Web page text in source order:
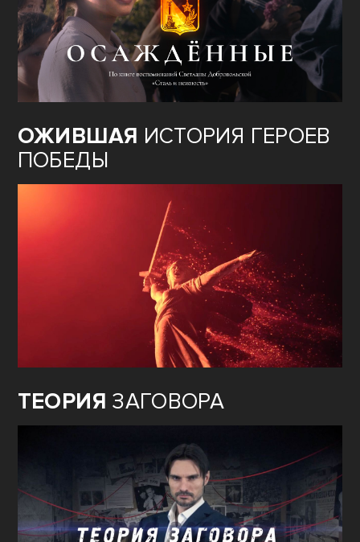
ОЖИВШАЯ ИСТОРИЯ ГЕРОЕВ
ПОБЕДЫ
ТЕОРИЯ ЗАГОВОРА